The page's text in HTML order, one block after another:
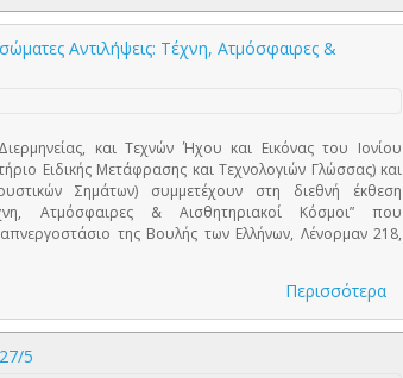
Αντιλήψεις: Τέχνη, Ατμόσφαιρες &
και Τεχνών Ήχου και Εικόνας του Ιονίου
Ειδικής Μετάφρασης και Τεχνολογιών Γλώσσας) και
Σημάτων) συμμετέχουν στη διεθνή έκθεση
Ατμόσφαιρες & Αισθητηριακοί Κόσμοι” που
της Βουλής των Ελλήνων, Λένορμαν 218,
Περισσότερα
5